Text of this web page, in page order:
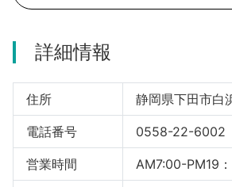
伊豆市
伊豆之國市
三島市
詳細情報
住所 静岡県下田市白
電話番号 0558-22-6002
営業時間 AM7:00-PM19